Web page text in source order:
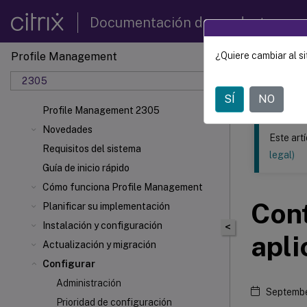
Documentación de productos
Profile Management
2305
Profile Management 2305
Novedades
Requisitos del sistema
Guía de inicio rápido
Cómo funciona Profile Management
Planificar su implementación
Instalación y configuración
Actualización y migración
Configurar
Administración
Prioridad de configuración
Este
Profile
<
Este
legal)
¿Quiere cambiar al
SÍ NO